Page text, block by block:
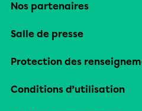
Nos partenaires
Salle de presse
Protection des
Conditions d’utilisation